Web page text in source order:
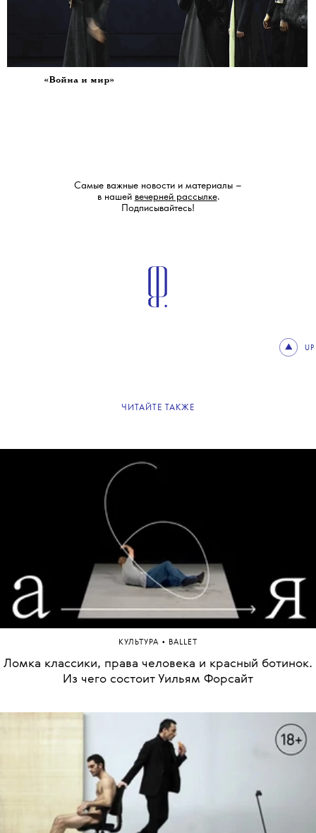
«Война и мир»
Самые важные новости и материалы –
в нашей вечерней рассылке.
Подписывайтесь!
UP
ЧИТАЙТЕ ТАКЖЕ
КУЛЬТУРА • BALLET
Ломка классики, права человека и красный ботинок.
Из чего состоит Уильям Форсайт